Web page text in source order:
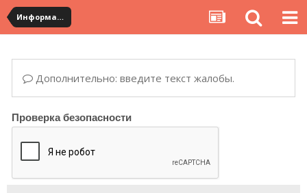
Информация по полученным посылкам
Дополнительно: введите текст жалобы.
Проверка безопасности